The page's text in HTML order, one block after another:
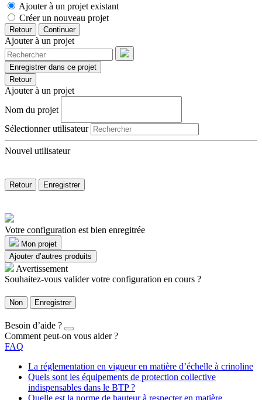
Ajouter à un projet existant
Créer un nouveau projet
Retour Continuer
Ajouter à un projet
Enregistrer dans ce projet
Retour
Ajouter à un projet
Nom du projet
Sélectionner utilisateur
Nouvel utilisateur
Retour Enregistrer
Votre configuration est bien enregitrée
Mon projet
Ajouter d’autres produits
Avertissement
Souhaitez-vous valider votre configuration en cours ?
Non Enregistrer
Besoin d’aide ?
Comment peut-on vous aider ?
FAQ
La réglementation en vigueur en matière d’échelle à crinoline
Quels sont les équipements de protection collective
indispensables dans le BTP ?
Quelle est la norme de hauteur à respecter en matière